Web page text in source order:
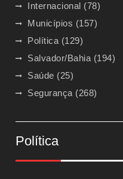
Internacional (78)
Municípios (157)
Política (129)
Salvador/Bahia (194)
Saúde (25)
Segurança (268)
Política